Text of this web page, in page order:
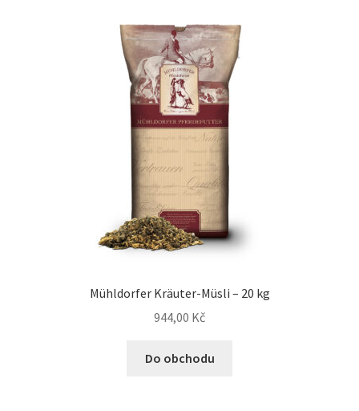
Mühldorfer Kräuter-Müsli – 20 kg
944,00 Kč
Do obchodu